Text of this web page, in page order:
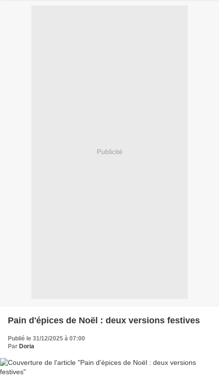
Publicité
Pain d'épices de Noël : deux versions festives
Publié le 31/12/2025 à 07:00
Par Doria